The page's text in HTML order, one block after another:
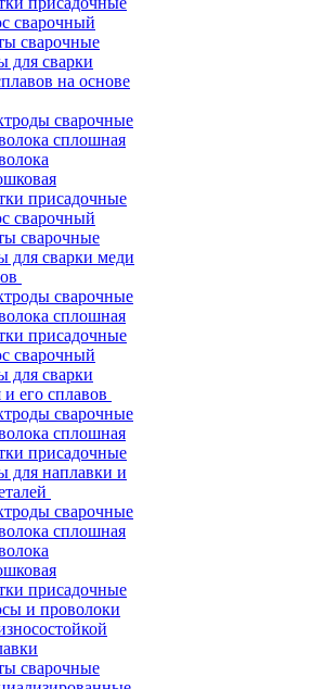
сварочный
сварочные
для сварки
на основе
сварочные
сплошная
присадочные
сварочный
сварочные
для сварки меди
сварочные
сплошная
присадочные
сварочный
для сварки
его сплавов
сварочные
сплошная
присадочные
для наплавки и
сварочные
сплошная
присадочные
и проволоки
сварочные